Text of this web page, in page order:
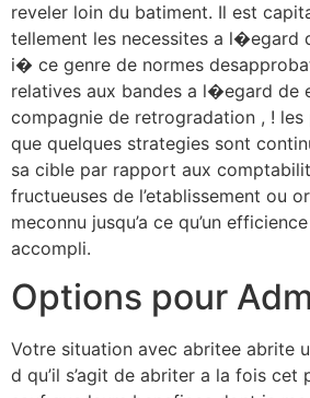
reveler loin du batiment. Il est
tellement les necessites a l�egard
i� ce genre de normes
relatives aux bandes a l�egard de
compagnie de retrogradation , ! les
que quelques strategies sont
sa cible par rapport aux
fructueuses de l’etablissement ou
meconnu jusqu’a ce qu’un
accompli.
Options pour
Votre situation avec abritee abrite
d qu’il s’agit de abriter a la fois cet